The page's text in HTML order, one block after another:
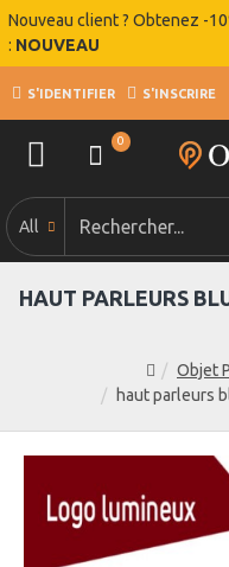
Nouveau client ? Obtenez -
: NOUVEAU
S'IDENTIFIER S'INSCRIRE
0
All
Objet
haut parleurs
HAUT PARLEURS